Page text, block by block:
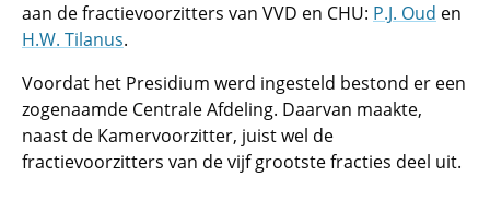
aan de fractievoorzitters van VVD en CHU: P.J. Oud en
H.W. Tilanus.
Voordat het Presidium werd ingesteld bestond er een
zogenaamde Centrale Afdeling. Daarvan maakte,
naast de Kamervoorzitter, juist wel de
fractievoorzitters van de vijf grootste fracties deel uit.